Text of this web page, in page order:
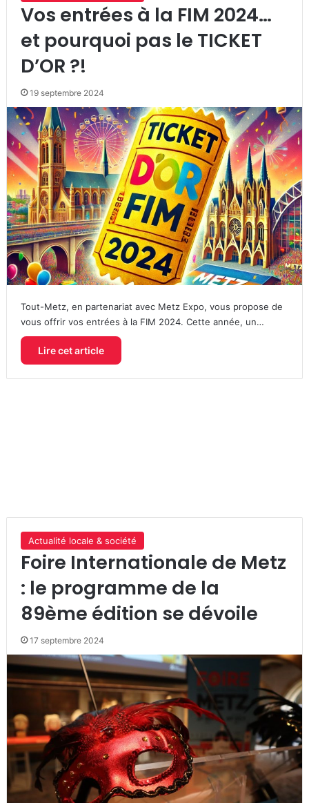
Vos entrées à la FIM 2024…
et pourquoi pas le TICKET
D’OR ?!
19 septembre 2024
Tout-Metz, en partenariat avec Metz Expo, vous propose de
vous offrir vos entrées à la FIM 2024. Cette année, un…
Lire cet article
Actualité locale & société
Foire Internationale de Metz
: le programme de la
89ème édition se dévoile
17 septembre 2024